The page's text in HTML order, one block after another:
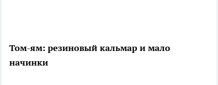
Том-ям: резиновый кальмар и мало
начинки